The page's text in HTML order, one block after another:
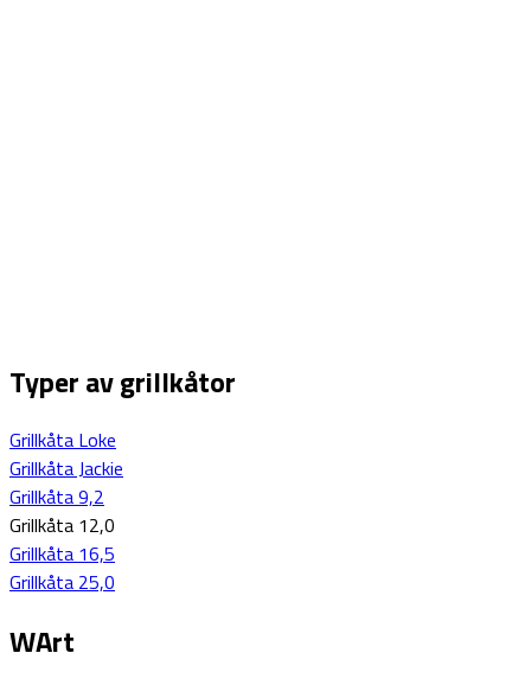
Typer av grillkåtor
Grillkåta Loke
Grillkåta Jackie
Grillkåta 9,2
Grillkåta 12,0
Grillkåta 16,5
Grillkåta 25,0
WArt